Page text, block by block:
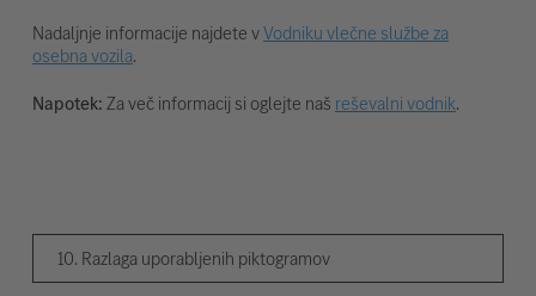
Nadaljnje informacije najdete vVodniku vlečne službe za
osebna vozila.
Napotek:Za več informacij si oglejte naš reševalni vodnik.
10. Razlaga uporabljenih piktogramov